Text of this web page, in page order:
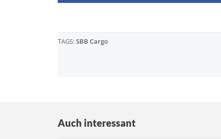
TAGS:SBB Cargo
Auch interessant